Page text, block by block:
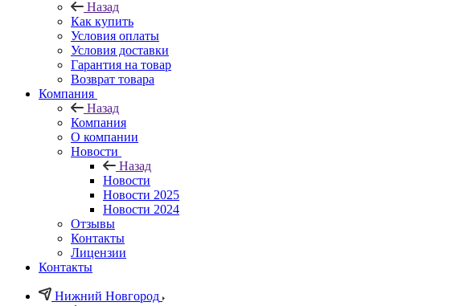
Назад
Как купить
Условия оплаты
Условия доставки
Гарантия на товар
Возврат товара
Компания
Назад
Компания
О компании
Новости
Назад
Новости
Новости 2025
Новости 2024
Отзывы
Контакты
Лицензии
Контакты
Нижний Новгород